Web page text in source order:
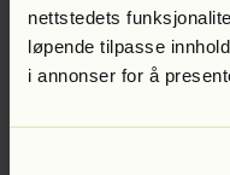
nettstedets
løpende tilpasse
i annonser for å